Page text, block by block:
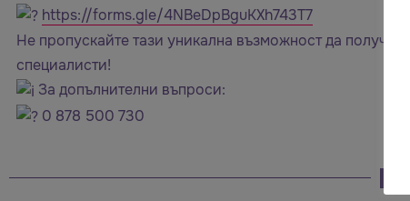
https://forms.gle/4NBeDpBguKXh743T7
Не пропускайте тази уникална възможност да
специалисти!
За допълнителни въпроси:
0 878 500 730